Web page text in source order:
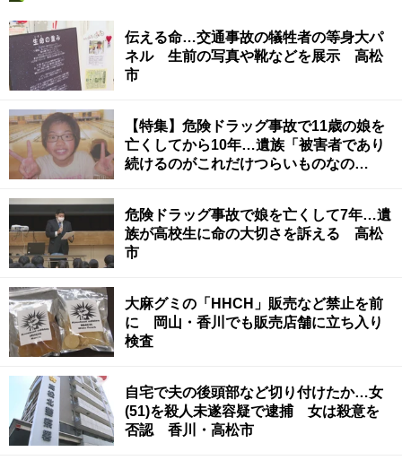
伝える命…交通事故の犠牲者の等身大パ
ネル 生前の写真や靴などを展示 高松
市
【特集】危険ドラッグ事故で11歳の娘を
亡くしてから10年…遺族「被害者であり
続けるのがこれだけつらいものなの
危険ドラッグ事故で娘を亡くして7年…遺
族が高校生に命の大切さを訴える 高松
市
大麻グミの「HHCH」販売など禁止を前
に 岡山・香川でも販売店舗に立ち入り
検査
自宅で夫の後頭部など切り付けたか…女
(51)を殺人未遂容疑で逮捕 女は殺意を
否認 香川・高松市